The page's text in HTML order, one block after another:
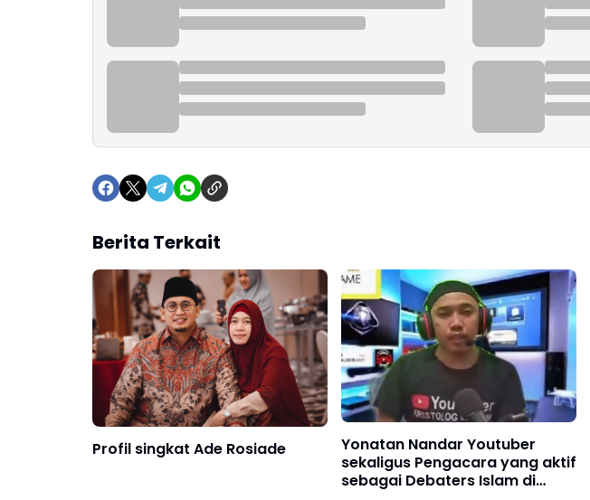
Berita Terkait
Profil singkat Ade Rosiade
Yonatan Nandar Youtuber
sekaligus Pengacara yang aktif
sebagai Debaters Islam di